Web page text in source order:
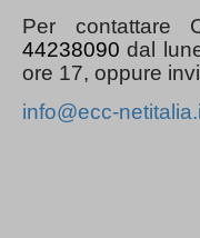
Per contattare
44238090dal
ore 17, oppure
info@ecc-